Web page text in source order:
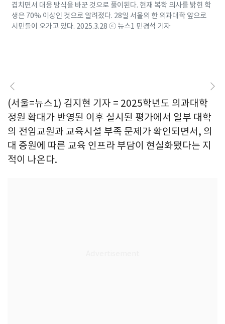
겹치면서 대응 방식을 바꾼 것으로 풀이된다. 현재 복학 의사를 밝힌 학
생은 70% 이상인 것으로 알려졌다. 28일 서울의 한 의과대학 앞으로
시민들이 오가고 있다. 2025.3.28 ⓒ 뉴스1 민경석 기자
(서울=뉴스1) 김지현 기자 = 2025학년도 의과대학
정원 확대가 반영된 이후 실시된 평가에서 일부 대학
의 전임교원과 교육시설 부족 문제가 확인되면서, 의
대 증원에 따른 교육 인프라 부담이 현실화됐다는 지
적이 나온다.